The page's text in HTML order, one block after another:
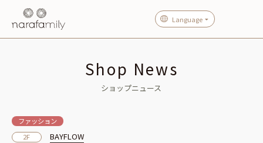
Language
Shop News
ショップニュース
ファッション
2F
BAYFLOW